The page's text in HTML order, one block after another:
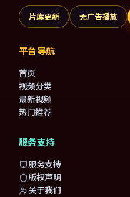
片库更新 无广告播放
平台导航
首页
视频分类
最新视频
热门推荐
服务支持
服务支持
版权声明
关于我们